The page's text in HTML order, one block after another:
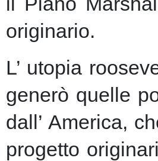
originario.
L’ utopia
generò quelle
dall’ America,
progetto